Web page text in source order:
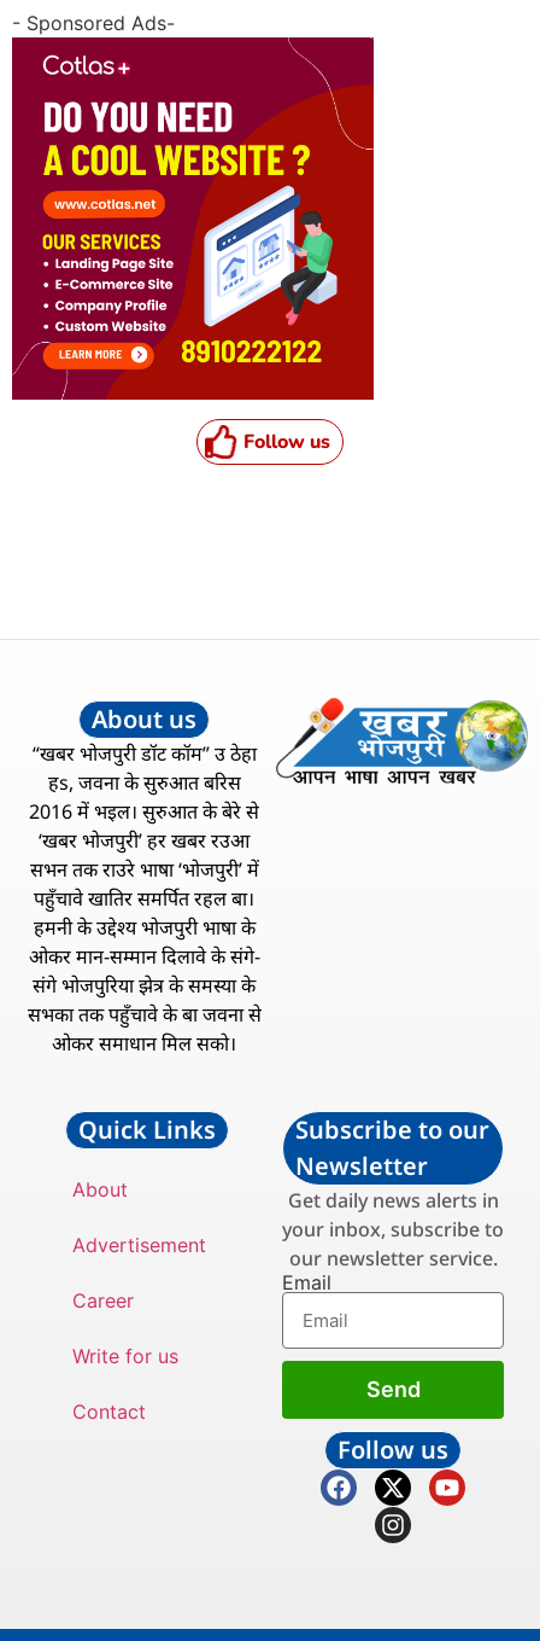
- Sponsored Ads-
Follow us
About us
“खबर भोजपुरी डॉट कॉम” उ ठेहा
हs, जवना के सुरुआत बरिस
2016 में भइल। सुरुआत के बेरे से
‘खबर भोजपुरी’ हर खबर रउआ
सभन तक राउरे भाषा ‘भोजपुरी’ में
पहुँचावे खातिर समर्पित रहल बा।
हमनी के उद्देश्य भोजपुरी भाषा के
ओकर मान-सम्मान दिलावे के संगे-
संगे भोजपुरिया झेत्र के समस्या के
सभका तक पहुँचावे के बा जवना से
ओकर समाधान मिल सको।
Quick Links
About
Advertisement
Career
Write for us
Contact
Subscribe to our
Newsletter
Get daily news alerts in
your inbox, subscribe to
our newsletter service.
Email
Send
Follow us